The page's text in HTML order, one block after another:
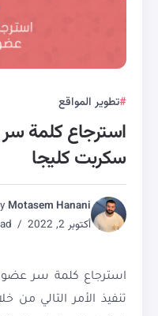
تطوير المواقع
استرجاع كلمة
سكربت كليجا
Motasem Hanani
أكتوبر 2, 2022
استرجاع كلمة سر
تنفيذ الأمر التالي من